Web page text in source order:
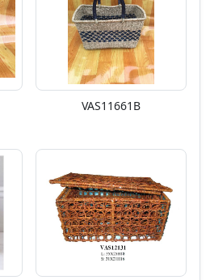
VAS11661B